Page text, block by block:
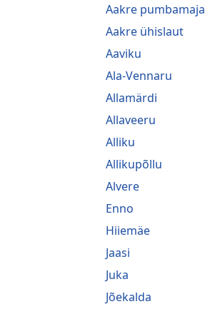
Aakre pumbamaja
Aakre ühislaut
Aaviku
Ala-Vennaru
Allamärdi
Allaveeru
Alliku
Allikupõllu
Alvere
Enno
Hiiemäe
Jaasi
Juka
Jõekalda